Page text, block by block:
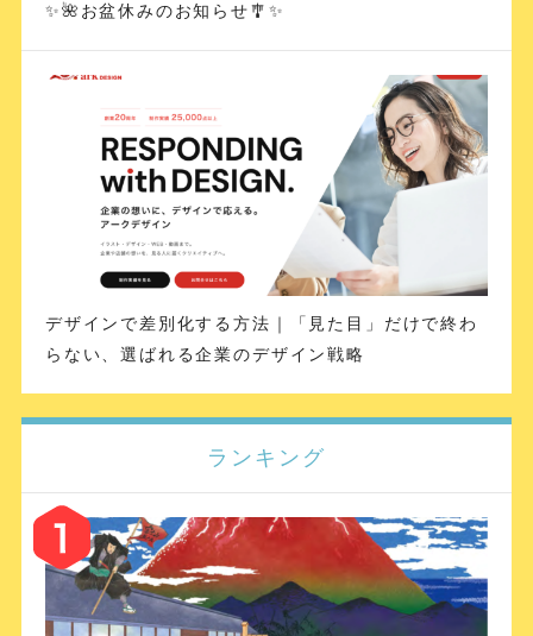
✨🌺お盆休みのお知らせ🎐✨
デザインで差別化する方法｜「見た目」だけで終わ
らない、選ばれる企業のデザイン戦略
ランキング